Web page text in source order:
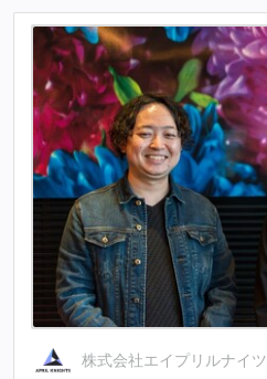
株式会社エイプリルナイツ